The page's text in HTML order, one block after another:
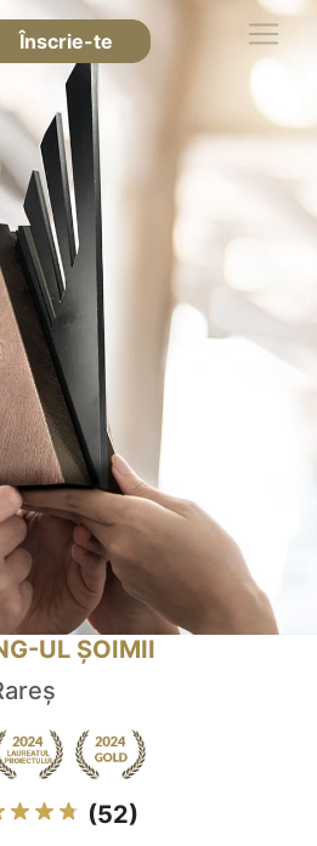
Înscrie-te
UL ȘOIMII
(52)